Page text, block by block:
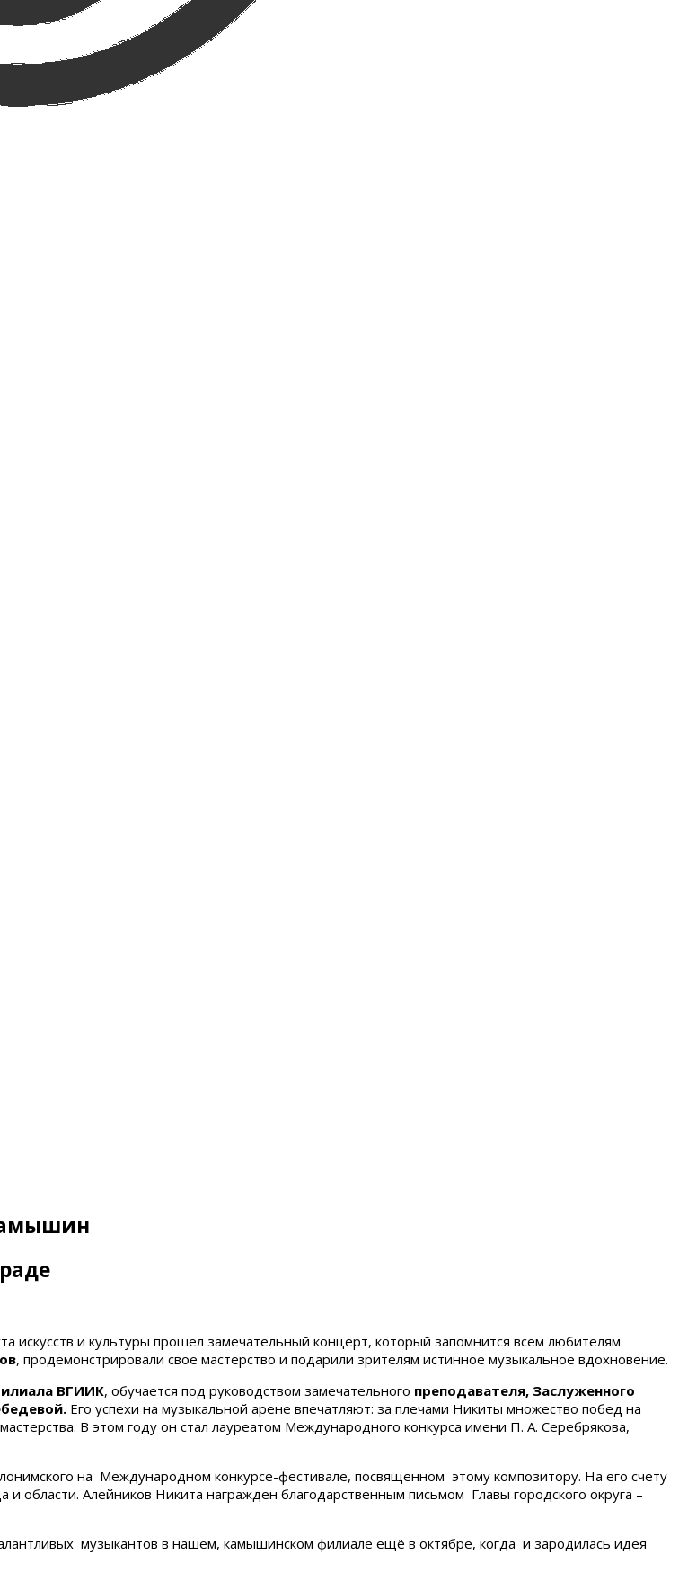
искусств и культуры прошел замечательный концерт, который запомнится всем любителям
, продемонстрировали свое мастерство и подарили зрителям истинное музыкальное вдохновение.
ВГИИК, обучается под руководством замечательного преподавателя, Заслуженного
Его успехи на музыкальной арене впечатляют: за плечами Никиты множество побед на
В этом году он стал лауреатом Международного конкурса имени П. А. Серебрякова,
на Международном конкурсе-фестивале, посвященном этому композитору. На его счету
области. Алейников Никита награжден благодарственным письмом Главы городского округа –
музыкантов в нашем, камышинском филиале ещё в октябре, когда и зародилась идея